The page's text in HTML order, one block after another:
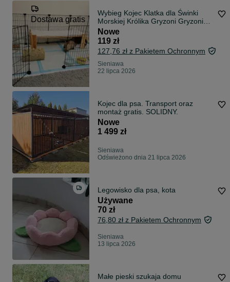
Dostawa gratis
Wybieg Kojec Klatka dla Świnki
Morskiej Królika Gryzoni Gryzonia
NOWY
Nowe
119 zł
127,76 zł z Pakietem Ochronnym
Sieniawa
22 lipca 2026
Kojec dla psa. Transport oraz
montaż gratis. SOLIDNY.
Nowe
1 499 zł
Sieniawa
Odświeżono dnia 21 lipca 2026
Legowisko dla psa, kota
Używane
70 zł
76,80 zł z Pakietem Ochronnym
Sieniawa
13 lipca 2026
Małe pieski szukaja domu